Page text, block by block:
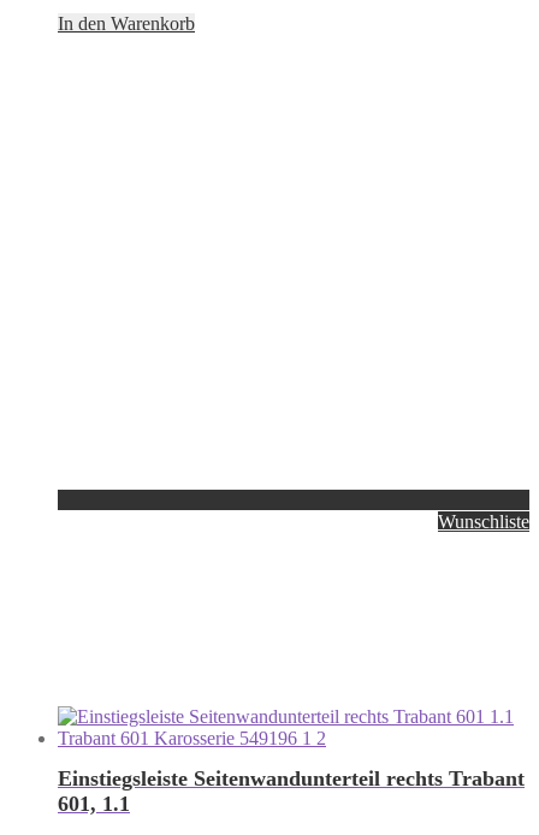
In den Warenkorb
Wunschliste
Einstiegsleiste Seitenwandunterteil rechts Trabant
601, 1.1